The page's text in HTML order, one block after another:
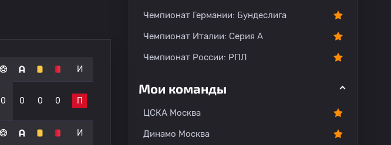
И
0 0 0 0 П
И
Чемпионат Германии: Бундеслига
Чемпионат Италии: Серия А
Чемпионат России: РПЛ
Мои команды
ЦСКА Москва
Динамо Москва